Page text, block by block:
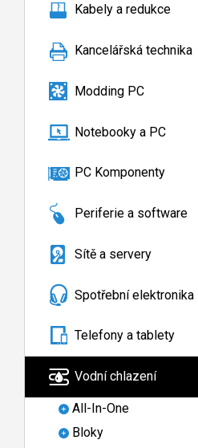
Kabely a redukce
Kancelářská technika
Modding PC
Notebooky a PC
PC Komponenty
Periferie a software
Sítě a servery
Spotřební elektronika
Telefony a tablety
Vodní chlazení
All-In-One
Bloky